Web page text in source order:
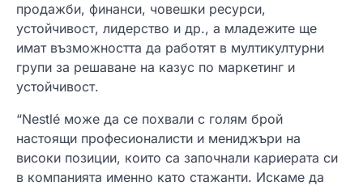
продажби, финанси, човешки ресурси,
устойчивост, лидерство и др., а младежите ще
имат възможността да работят в мултикултурни
групи за решаване на казус по маркетинг и
устойчивост.
“Nestlé може да се похвали с голям брой
настоящи професионалисти и мениджъри на
високи позиции, които са започнали кариерата си
в компанията именно като стажанти. Искаме да